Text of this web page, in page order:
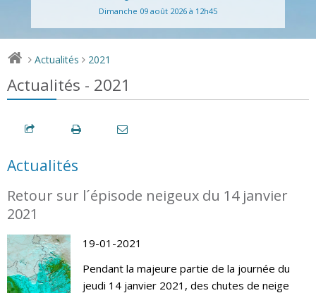
Dimanche 09 août 2026 à 12h45
> Actualités > 2021
Actualités - 2021
Actualités
Retour sur l´épisode neigeux du 14 janvier
2021
19-01-2021
Pendant la majeure partie de la journée du
jeudi 14 janvier 2021, des chutes de neige